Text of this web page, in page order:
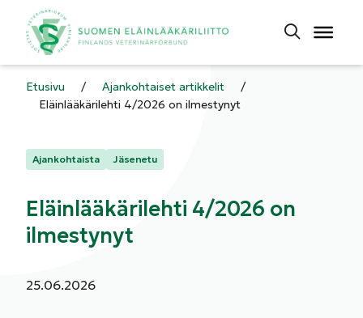
Etusivu / Ajankohtaiset artikkelit
/
Eläinlääkärilehti 4/2026 on ilmestynyt
Kategoriat:
Ajankohtaista Jäsenetu
Eläinlääkärilehti 4/2026 on
ilmestynyt
Julkaistu:
25.06.2026